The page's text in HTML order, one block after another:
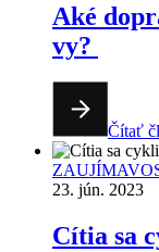
Aké
vy?
Čítať
23. jún. 2023
Cítia sa